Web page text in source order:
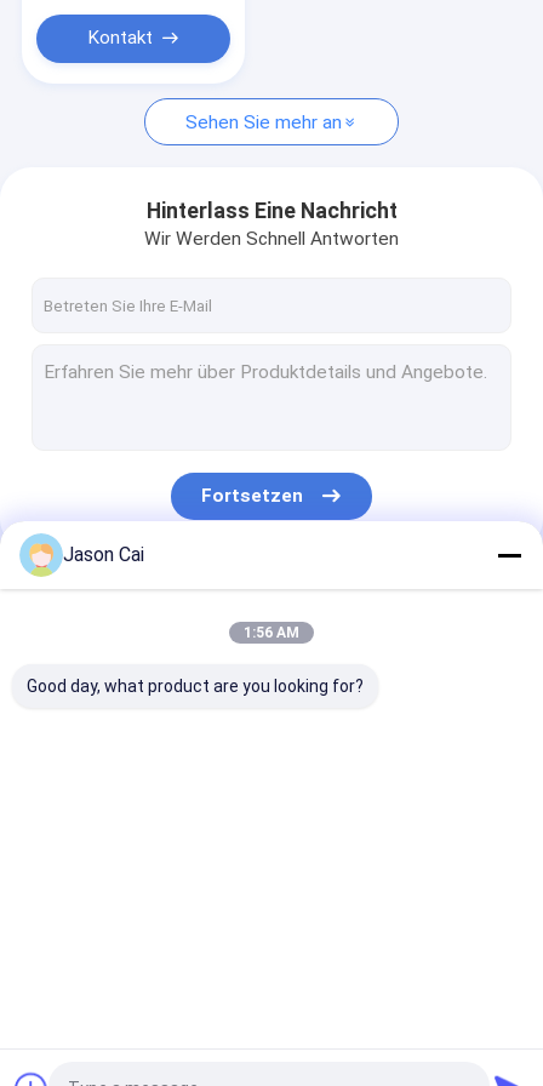
Förderung auf
Kontakt
Sehen Sie mehr an
Hinterlass Eine Nachricht
Wir Werden Schnell Antworten
Fortsetzen
Unsere Kategorien
Jason Cai
1:56 AM
Good day, what product are you looking for?